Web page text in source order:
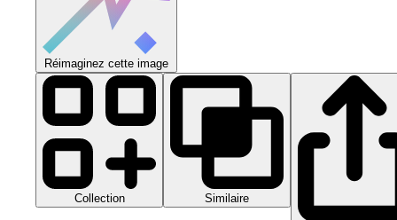
Réimaginez cette image
Collection Similaire